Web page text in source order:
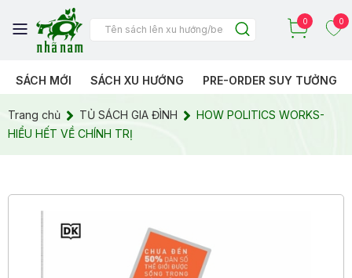
0 0
SÁCH MỚI SÁCH XU HƯỚNG PRE-ORDER SUY TƯỞNG
Trang chủ TỦ SÁCH GIA ĐÌNH
HOW POLITICS WORKS-
HIỂU HẾT VỀ CHÍNH TRỊ